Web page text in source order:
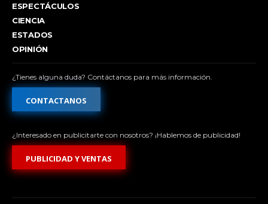
ESPECTÁCULOS
CIENCIA
ESTADOS
OPINIÓN
¿Tienes alguna duda? Contáctanos para más información.
CONTACTANOS
¿Interesado en publicitarte con nosotros? ¡Hablemos de publicidad!
PUBLICIDAD Y VENTAS